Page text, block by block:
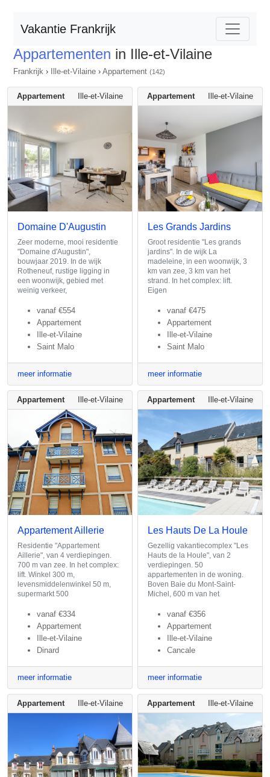
Vakantie Frankrijk
Appartementen in Ille-et-Vilaine
Frankrijk › Ille-et-Vilaine › Appartement (142)
Appartement Ille-et-Vilaine
Domaine D'Augustin
Zeer moderne, mooi residentie
"Domaine d'Augustin",
bouwjaar 2019. In de wijk
Rotheneuf, rustige ligging in
een woonwijk, gebied met
weinig verkeer,
vanaf €554
Appartement
Ille-et-Vilaine
Saint Malo
meer informatie
Appartement Ille-et-Vilaine
Les Grands Jardins
Groot residentie "Les grands
jardins". In de wijk La
madeleine, in een woonwijk, 3
km van zee, 3 km van het
strand. In het complex: lift.
Eigen
vanaf €475
Appartement
Ille-et-Vilaine
Saint Malo
meer informatie
Appartement Ille-et-Vilaine
Appartement Aillerie
Residentie "Appartement
Aillerie", van 4 verdiepingen.
700 m van zee. In het complex:
lift. Winkel 300 m,
levensmiddelenwinkel 50 m,
supermarkt 500
vanaf €334
Appartement
Ille-et-Vilaine
Dinard
meer informatie
Appartement Ille-et-Vilaine
Les Hauts De La Houle
Gezellig vakantiecomplex "Les
Hauts de la Houle", van 2
verdiepingen. 50
appartementen in de woning.
Boven Baie du Mont-Saint-
Michel, 600 m van het
vanaf €356
Appartement
Ille-et-Vilaine
Cancale
meer informatie
Appartement Ille-et-Vilaine Appartement Ille-et-Vilaine